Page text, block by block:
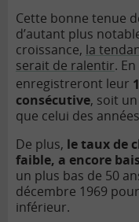
Cette bonne tenue
d’autant plus
croissance, la
serait de ralentir.
enregistreront leur
consécutive, soit
que celui des
De plus, le taux de
faible, a encore
un plus bas de 50
décembre 1969
inférieur.